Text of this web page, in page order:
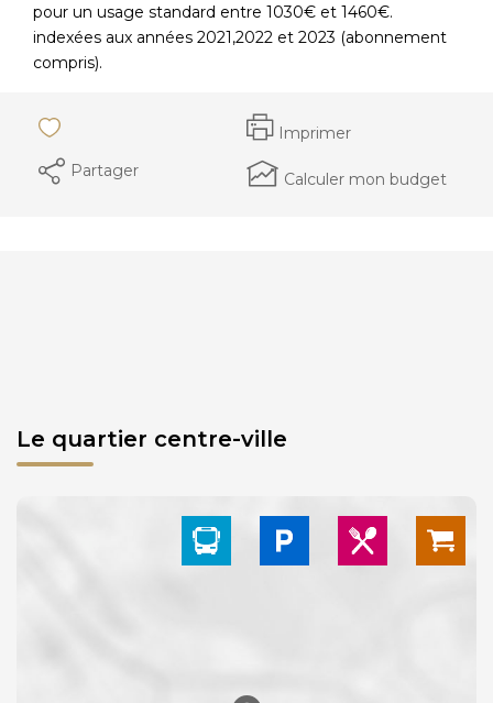
pour un usage standard entre 1030€ et 1460€.
indexées aux années 2021,2022 et 2023 (abonnement
compris).
Imprimer
Partager
Calculer mon budget
Le quartier centre-ville